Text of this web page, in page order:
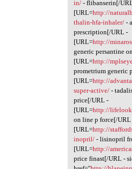
in/- flibanserin[/
[URL=http://
thalin-hfa-inhaler/-
prescription[/URL -
[URL=http://
generic persantine
[URL=http://
prometrium generic
[URL=http://
super-active/-
price[/URL -
[URL=http://
on line p force[/URL
[URL=http://
inopril/- lisinopril
[URL=http://
price finast[/URL -